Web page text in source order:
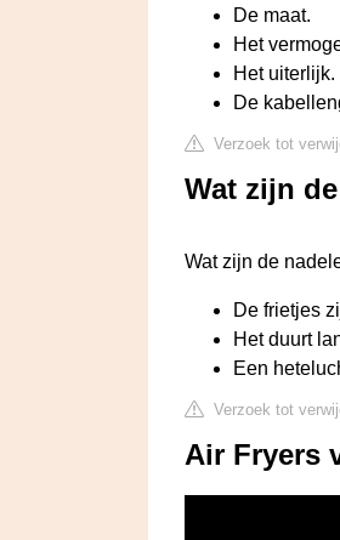
De maat.
Het
Het uiterlijk.
De
Verzoek tot
Wat zijn
Wat zijn de
De frietjes
Het duurt
Een
Verzoek tot
Air Fryers